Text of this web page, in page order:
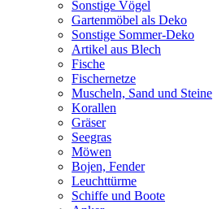
Sonstige Vögel
Gartenmöbel als Deko
Sonstige Sommer-Deko
Artikel aus Blech
Fische
Fischernetze
Muscheln, Sand und Steine
Korallen
Gräser
Seegras
Möwen
Bojen, Fender
Leuchttürme
Schiffe und Boote